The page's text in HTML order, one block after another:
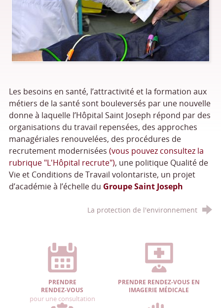
Les besoins en santé, l’attractivité et la formation aux
métiers de la santé sont bouleversés par une nouvelle
donne à laquelle l’Hôpital Saint Joseph répond par des
organisations du travail repensées, des approches
managériales renouvelées, des procédures de
recrutement modernisées (vous pouvez consultez la
rubrique "L'Hôpital recrute"), une politique Qualité de
Vie et Conditions de Travail volontariste, un projet
d’académie à l’échelle du Groupe Saint Joseph
La protection de l'environnement
PRENDRE
RENDEZ-VOUS
pour une consultation
PRENDRE RENDEZ-VOUS EN
IMAGERIE MÉDICALE